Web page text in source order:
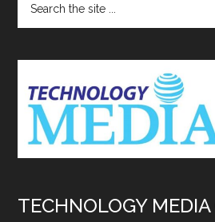
the
TECHNOLOGY MEDIA